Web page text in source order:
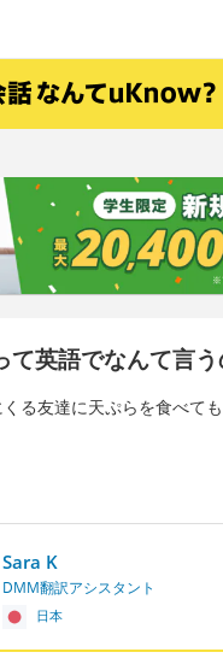
て英語でなんて言う
る友達に天ぷらを食べて
Sara K
DMM翻訳アシスタント
日本